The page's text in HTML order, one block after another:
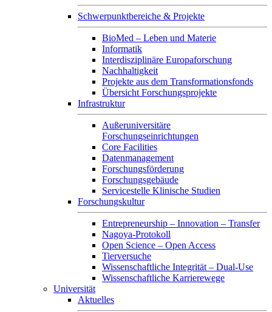
Schwerpunktbereiche & Projekte
BioMed – Leben und Materie
Informatik
Interdisziplinäre Europaforschung
Nachhaltigkeit
Projekte aus dem Transformationsfonds
Übersicht Forschungsprojekte
Infrastruktur
Außeruniversitäre
Forschungseinrichtungen
Core Facilities
Datenmanagement
Forschungsförderung
Forschungsgebäude
Servicestelle Klinische Studien
Forschungskultur
Entrepreneurship – Innovation – Transfer
Nagoya-Protokoll
Open Science – Open Access
Tierversuche
Wissenschaftliche Integrität – Dual-Use
Wissenschaftliche Karrierewege
Universität
Aktuelles